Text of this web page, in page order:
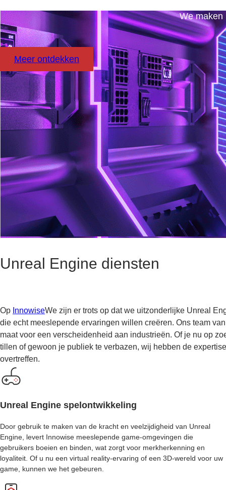
We maken
Meer ontdekken
Unreal Engine diensten
Op InnowiseWe zijn er trots op dat we uitzonderlijke Unreal
die echt meeslepende ervaringen willen creëren. Ons team
maat voor een verscheidenheid aan industrieën. Of je nu op
tillen of gewoon je publiek te verbazen, wij hebben de
overtreffen.
Unreal Engine spelontwikkeling
Door gebruik te maken van de kracht en veelzijdigheid van Unreal
Engine, levert Innowise meeslepende game-omgevingen die
gebruikers boeien en binden, wat zorgt voor merkherkenning en
loyaliteit. Of u nu een virtual reality-ervaring of een 3D-wereld voor uw
game, kunnen we het gebeuren.